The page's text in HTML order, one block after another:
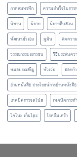
กาหลมหรทึก
ความสำเร็จในการ
นิทาน
นิยาย นิยายสืบสวน
พัฒนาตัวเอง
มูมิน ลดควา
วรรณกรรมเยาวชน
วิธีประสบคว
หมอประเสริฐ
หัวเว่ย ออกก
อ่านหนังสือ ประโยชน์การอ่านหนังสือ
เทคนิคการจดโน้ต
เทคนิคการท
โคโนะ เก็นโตะ
โรคซึมเศร้า